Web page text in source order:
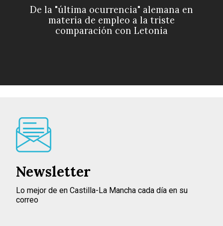
De la "última ocurrencia" alemana en
materia de empleo a la triste
comparación con Letonia
Newsletter
Lo mejor de en Castilla-La Mancha cada día en su
correo